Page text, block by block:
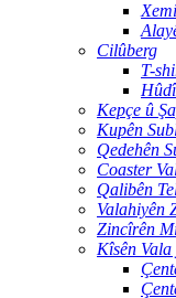
Cilûberg
T-
Hûdî
Kepçe û
Kupên
Qedehên
Coaster
Qalibên
Valahiyên
Zincîrên
Kîsên Vala